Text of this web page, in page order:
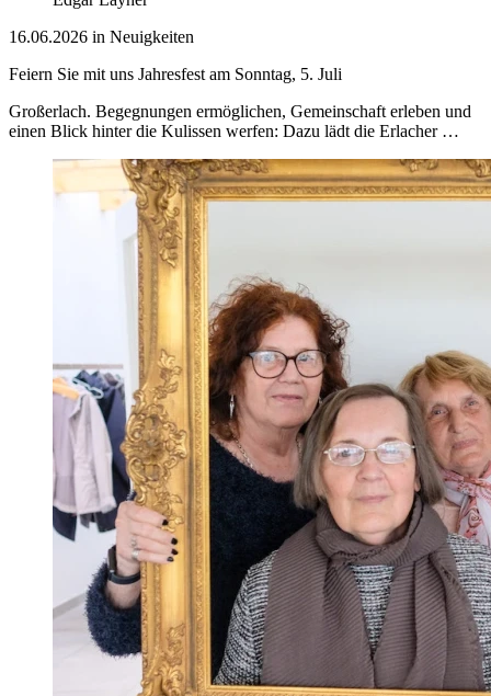
16.06.2026 in Neuigkeiten
Feiern Sie mit uns Jahresfest am Sonntag, 5. Juli
Großerlach. Begegnungen ermöglichen, Gemeinschaft erleben und
einen Blick hinter die Kulissen werfen: Dazu lädt die Erlacher …